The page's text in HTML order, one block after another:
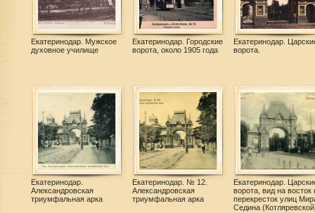
Екатеринодар. Мужское
духовное училище
Екатеринодар. Городские
ворота, около 1905 года
Екатеринодар.
ворота.
Екатеринодар.
Александровская
триумфальная арка
Екатеринодар. № 12.
Александровская
триумфальная арка
Екатеринодар.
ворота, вид на восток
перекресток улиц
Седина